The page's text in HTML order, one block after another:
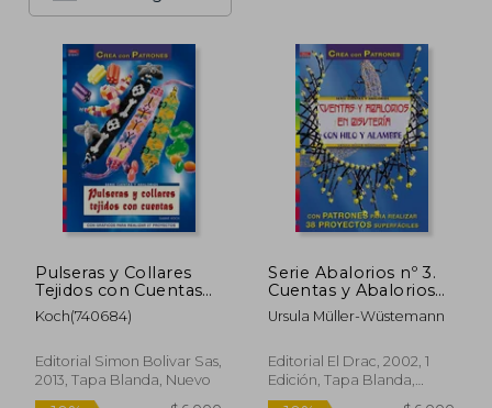
Pulseras y Collares
Tejidos con Cuentas
(Crea con Patrones)
Koch(740684)
Editorial Simon Bolivar Sas,
2013, Tapa Blanda, Nuevo
Serie Abalorios nº 3.
Cuentas y Abalorios
en Bisutería con Hilo
y Alambre (Serie
Ursula Müller-Wüstemann
Editorial El Drac, 2002, 1
Edición, Tapa Blanda,
Nuevo